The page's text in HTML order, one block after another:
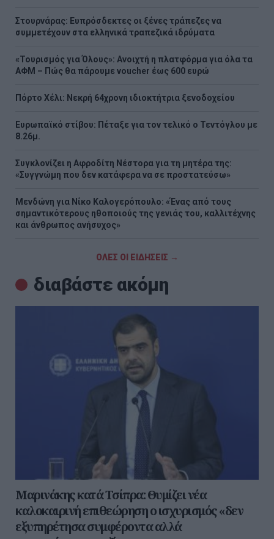
Στουρνάρας: Ευπρόσδεκτες οι ξένες τράπεζες να
συμμετέχουν στα ελληνικά τραπεζικά ιδρύματα
«Τουρισμός για Όλους»: Ανοιχτή η πλατφόρμα για όλα τα
ΑΦΜ – Πώς θα πάρουμε voucher έως 600 ευρώ
Πόρτο Χέλι: Νεκρή 64χρονη ιδιοκτήτρια ξενοδοχείου
Ευρωπαϊκό στίβου: Πέταξε για τον τελικό ο Τεντόγλου με
8.26μ.
Συγκλονίζει η Αφροδίτη Νέστορα για τη μητέρα της:
«Συγγνώμη που δεν κατάφερα να σε προστατεύσω»
Μενδώνη για Νίκο Καλογερόπουλο: «Ένας από τους
σημαντικότερους ηθοποιούς της γενιάς του, καλλιτέχνης
και άνθρωπος ανήσυχος»
ΟΛΕΣ ΟΙ ΕΙΔΗΣΕΙΣ →
διαβάστε ακόμη
Μαρινάκης κατά Τσίπρα: Θυμίζει νέα
καλοκαιρινή επιθεώρηση ο ισχυρισμός «δεν
εξυπηρέτησα συμφέροντα αλλά